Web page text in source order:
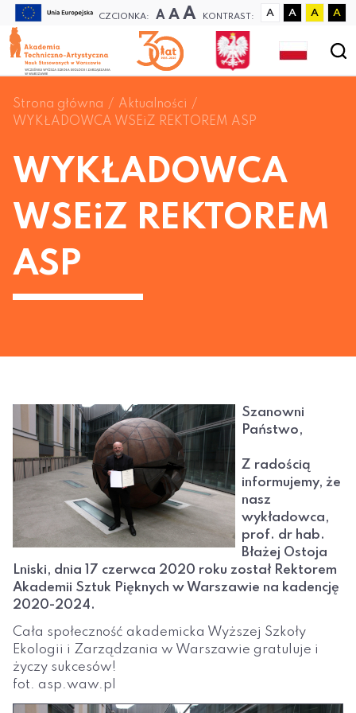
CZCIONKA: A A A KONTRAST: A A A A
Strona główna
Aktualności
WYKŁADOWCA WSEiZ REKTOREM ASP
WYKŁADOWCA
WSEiZ REKTOREM
ASP
Szanowni
Państwo,
Z radością
informujemy, że
nasz
wykładowca,
prof. dr hab.
Błażej Ostoja
Lniski, dnia 17 czerwca 2020 roku został Rektorem
Akademii Sztuk Pięknych w Warszawie na kadencję
2020-2024.
Cała społeczność akademicka Wyższej Szkoły
Ekologii i Zarządzania w Warszawie gratuluje i
życzy sukcesów!
fot. asp.waw.pl